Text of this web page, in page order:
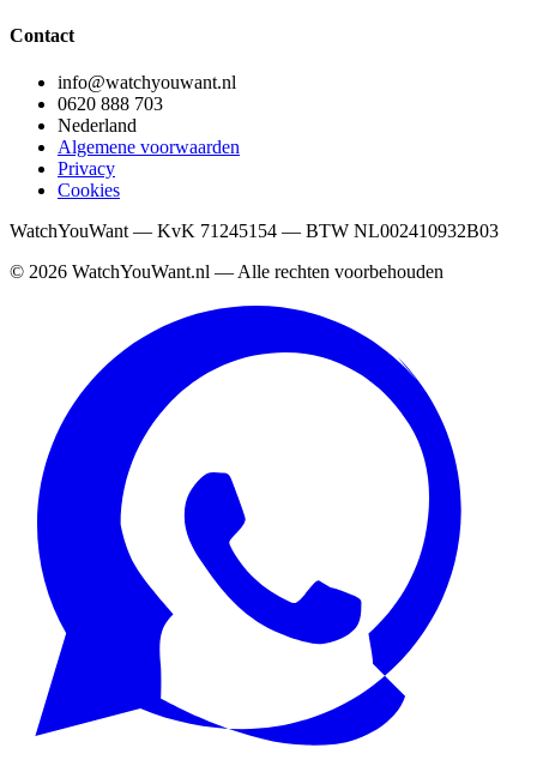
Contact
info@watchyouwant.nl
0620 888 703
Nederland
Algemene voorwaarden
Privacy
Cookies
WatchYouWant — KvK 71245154 — BTW NL002410932B03
© 2026 WatchYouWant.nl — Alle rechten voorbehouden